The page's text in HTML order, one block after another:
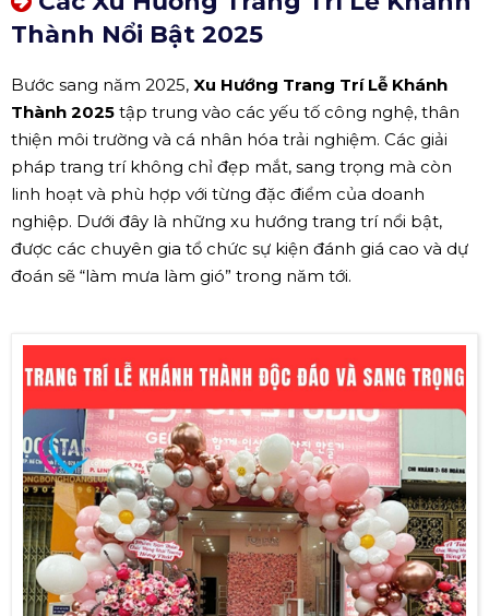
Thành Nổi Bật 2025
Bước sang năm 2025, Xu Hướng Trang Trí Lễ Khánh
Thành 2025 tập trung vào các yếu tố công nghệ, thân
thiện môi trường và cá nhân hóa trải nghiệm. Các giải
pháp trang trí không chỉ đẹp mắt, sang trọng mà còn
linh hoạt và phù hợp với từng đặc điểm của doanh
nghiệp. Dưới đây là những xu hướng trang trí nổi bật,
được các chuyên gia tổ chức sự kiện đánh giá cao và dự
đoán sẽ “làm mưa làm gió” trong năm tới.